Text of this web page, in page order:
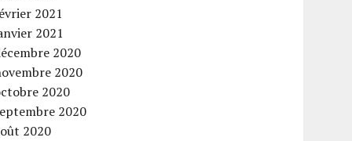
2021
2021
2020
2020
2020
2020
2020